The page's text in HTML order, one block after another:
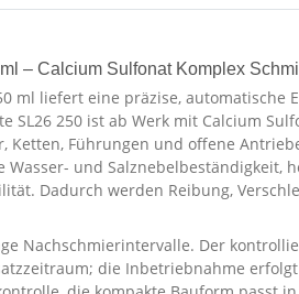
– Calcium Sulfonat Komplex
ml liefert eine präzise, automatische
SL26 250 ist ab Werk mit Calcium
Ketten, Führungen und offene
und Salznebelbeständigkeit,
Dadurch werden Reibung,
Nachschmierintervalle. Der
die Inbetriebnahme